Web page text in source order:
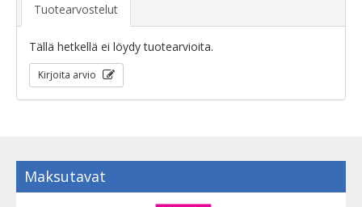
Tuotearvostelut
Tällä hetkellä ei löydy tuotearvioita.
Kirjoita arvio
Maksutavat